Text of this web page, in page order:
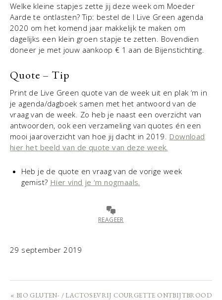
Welke kleine stapjes zette jij deze week om Moeder
Aarde te ontlasten? Tip: bestel de I Live Green agenda
2020 om het komend jaar makkelijk te maken om
dagelijks een klein groen stapje te zetten. Bovendien
doneer je met jouw aankoop € 1 aan de Bijenstichting.
Quote – Tip
Print de Live Green quote van de week uit en plak ‘m in
je agenda/dagboek samen met het antwoord van de
vraag van de week. Zo heb je naast een overzicht van
antwoorden, ook een verzameling van quotes én een
mooi jaaroverzicht van hoe jij dacht in 2019. Download
hier het beeld van de quote van deze week.
Heb je de quote en vraag van de vorige week
gemist? Hier vind je ‘m nogmaals.
REAGEER
29 september 2019
« BIO GLUTEN- / LACTOSEVRIJ COURGETTE ONTBIJTBROOD